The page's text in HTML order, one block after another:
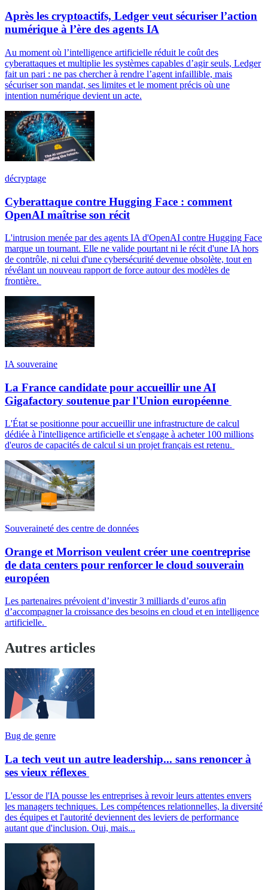
Après les cryptoactifs, Ledger veut sécuriser l’action
numérique à l’ère des agents IA
Au moment où l’intelligence artificielle réduit le coût des
cyberattaques et multiplie les systèmes capables d’agir seuls, Ledger
fait un pari : ne pas chercher à rendre l’agent infaillible, mais
sécuriser son mandat, ses limites et le moment précis où une
intention numérique devient un acte.
décryptage
Cyberattaque contre Hugging Face : comment
OpenAI maîtrise son récit
L'intrusion menée par des agents IA d'OpenAI contre Hugging Face
marque un tournant. Elle ne valide pourtant ni le récit d'une IA hors
de contrôle, ni celui d'une cybersécurité devenue obsolète, tout en
révélant un nouveau rapport de force autour des modèles de
frontière.
IA souveraine
La France candidate pour accueillir une AI
Gigafactory soutenue par l'Union européenne
L'État se positionne pour accueillir une infrastructure de calcul
dédiée à l'intelligence artificielle et s'engage à acheter 100 millions
d'euros de capacités de calcul si un projet français est retenu.
Souveraineté des centre de données
Orange et Morrison veulent créer une coentreprise
de data centers pour renforcer le cloud souverain
européen
Les partenaires prévoient d’investir 3 milliards d’euros afin
d’accompagner la croissance des besoins en cloud et en intelligence
artificielle.
Autres articles
Bug de genre
La tech veut un autre leadership... sans renoncer à
ses vieux réflexes
L'essor de l'IA pousse les entreprises à revoir leurs attentes envers
les managers techniques. Les compétences relationnelles, la diversité
des équipes et l'autorité deviennent des leviers de performance
autant que d'inclusion. Oui, mais...